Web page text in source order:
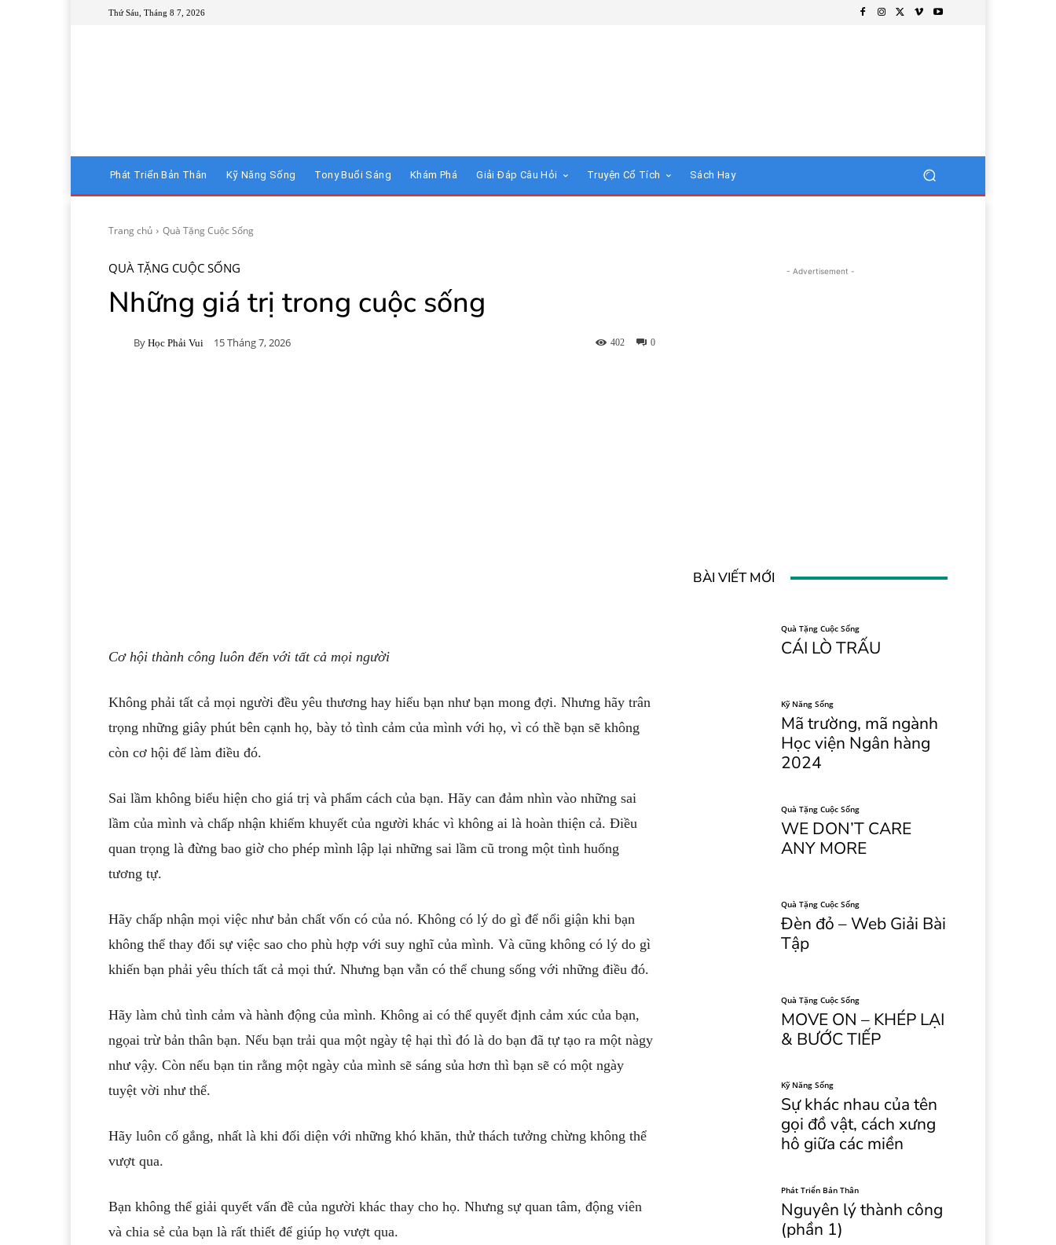
Thứ Sáu, Tháng 8 7, 2026
Phát Triển Bản Thân Kỹ Năng Sống Tony Buổi Sáng Khám Phá Giải Đáp Câu Hỏi Truyện Cổ Tích Sách Hay
Trang chủ Quà Tặng Cuộc Sống
QUÀ TẶNG CUỘC SỐNG
Những giá trị trong cuộc sống
By Học Phải Vui 15 Tháng 7, 2026 0
402
Cơ hội thành công luôn đến với tất cả mọi người
Không phải tất cả mọi người đều yêu thương hay hiểu bạn như bạn mong đợi. Nhưng hãy trân
trọng những giây phút bên cạnh họ, bày tỏ tình cảm của mình với họ, vì có thề bạn sẽ không
còn cơ hội để làm điều đó.
Sai lầm không biểu hiện cho giá trị và phẩm cách của bạn. Hãy can đảm nhìn vào những sai
lầm của mình và chấp nhận khiếm khuyết của người khác vì không ai là hoàn thiện cả. Điều
quan trọng là đừng bao giờ cho phép mình lập lại những sai lầm cũ trong một tình huống
tương tự.
Hãy chấp nhận mọi việc như bản chất vốn có của nó. Không có lý do gì để nổi giận khi bạn
không thể thay đổi sự việc sao cho phù hợp với suy nghĩ của mình. Và cũng không có lý do gì
khiến bạn phải yêu thích tất cả mọi thứ. Nhưng bạn vẫn có thể chung sống với những điều đó.
Hãy làm chủ tình cảm và hành động của mình. Không ai có thể quyết định cảm xúc của bạn,
ngọai trừ bản thân bạn. Nếu bạn trải qua một ngày tệ hại thì đó là do bạn đã tự tạo ra một nàgy
như vậy. Còn nếu bạn tin rằng một ngày của mình sẽ sáng sủa hơn thì bạn sẽ có một ngày
tuyệt vời như thế.
Hãy luôn cố gắng, nhất là khi đối diện với những khó khăn, thử thách tưởng chừng không thể
vượt qua.
Bạn không thể giải quyết vấn đề của người khác thay cho họ. Nhưng sự quan tâm, động viên
và chia sẻ của bạn là rất thiết để giúp họ vượt qua.
- Advertisement -
BÀI VIẾT MỚI
Quà Tặng Cuộc Sống
CÁI LÒ TRẤU
Kỹ Năng Sống
Mã trường, mã ngành
Học viện Ngân hàng
2024
Quà Tặng Cuộc Sống
WE DON’T CARE
ANY MORE
Quà Tặng Cuộc Sống
Đèn đỏ – Web Giải Bài
Tập
Quà Tặng Cuộc Sống
MOVE ON – KHÉP LẠI
& BƯỚC TIẾP
Kỹ Năng Sống
Sự khác nhau của tên
gọi đồ vật, cách xưng
hô giữa các miền
Phát Triển Bản Thân
Nguyên lý thành công
(phần 1)